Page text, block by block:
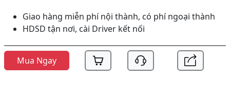
Giao hàng miễn phí nội thành, có phí ngoại thành
HDSD tận nơi, cài Driver kết nối
Mua Ngay